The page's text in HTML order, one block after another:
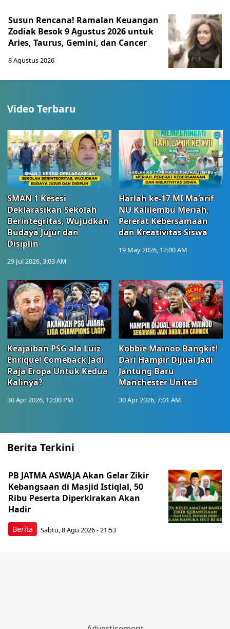
Susun Rencana! Ramalan Keuangan
Zodiak Besok 9 Agustus 2026 untuk
Aries, Taurus, Gemini, dan Cancer
8 Agustus 2026
Video Terbaru
SMAN 1 Kesesi
Deklarasikan Sekolah
Berintegritas, Wujudkan
Budaya Jujur dan
Disiplin
29 Jul 2026, 3:03 AM
Harlah ke-17 MI Ma’arif
NU Kalilembu Meriah,
Pererat Kebersamaan
dan Kreativitas Siswa
19 May 2026, 12:00 AM
Keajaiban PSG ala Luiz
Enrique! Comeback Jadi
Raja Eropa Untuk Kedua
Kalinya?
30 Apr 2026, 12:00 PM
Kobbie Mainoo Bangkit!
Dari Hampir Dijual Jadi
Jantung Baru
Manchester United
30 Apr 2026, 7:01 AM
Berita Terkini
Berita
PB JATMA ASWAJA Akan Gelar Zikir
Kebangsaan di Masjid Istiqlal, 50
Ribu Peserta Diperkirakan Akan
Hadir
Sabtu, 8 Agu 2026 - 21:53